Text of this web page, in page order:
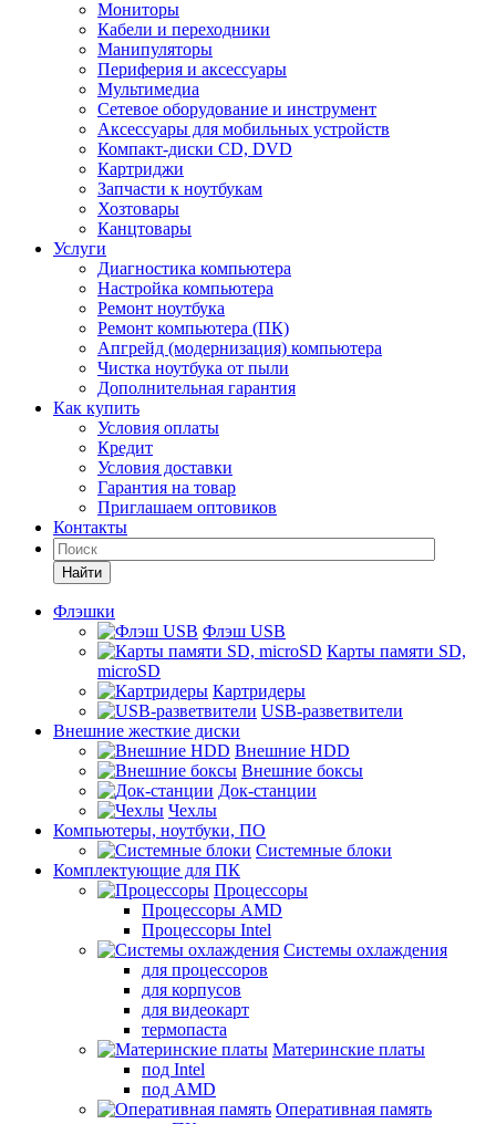
Мониторы
Кабели и переходники
Манипуляторы
Периферия и аксессуары
Мультимедиа
Сетевое оборудование и инструмент
Аксессуары для мобильных устройств
Компакт-диски CD, DVD
Картриджи
Запчасти к ноутбукам
Хозтовары
Канцтовары
Услуги
Диагностика компьютера
Настройка компьютера
Ремонт ноутбука
Ремонт компьютера (ПК)
Апгрейд (модернизация) компьютера
Чистка ноутбука от пыли
Дополнительная гарантия
Как купить
Условия оплаты
Кредит
Условия доставки
Гарантия на товар
Приглашаем оптовиков
Контакты
Найти
Флэшки
Флэш USB
Карты памяти SD,
microSD
Картридеры
USB-разветвители
Внешние жесткие диски
Внешние HDD
Внешние боксы
Док-станции
Чехлы
Компьютеры, ноутбуки, ПО
Системные блоки
Комплектующие для ПК
Процессоры
Процессоры AMD
Процессоры Intel
Системы охлаждения
для процессоров
для корпусов
для видеокарт
термопаста
Материнские платы
под Intel
под AMD
Оперативная память